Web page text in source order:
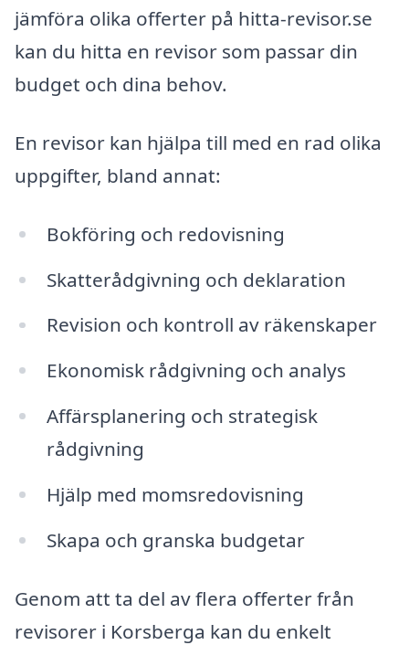
jämföra olika offerter på hitta-revisor.se
kan du hitta en revisor som passar din
budget och dina behov.
En revisor kan hjälpa till med en rad olika
uppgifter, bland annat:
Bokföring och redovisning
Skatterådgivning och deklaration
Revision och kontroll av räkenskaper
Ekonomisk rådgivning och analys
Affärsplanering och strategisk
rådgivning
Hjälp med momsredovisning
Skapa och granska budgetar
Genom att ta del av flera offerter från
revisorer i Korsberga kan du enkelt